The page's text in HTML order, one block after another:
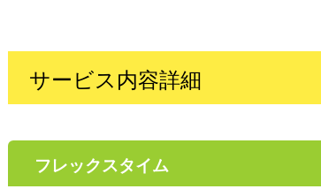
サービス内容詳細
フレックスタイム